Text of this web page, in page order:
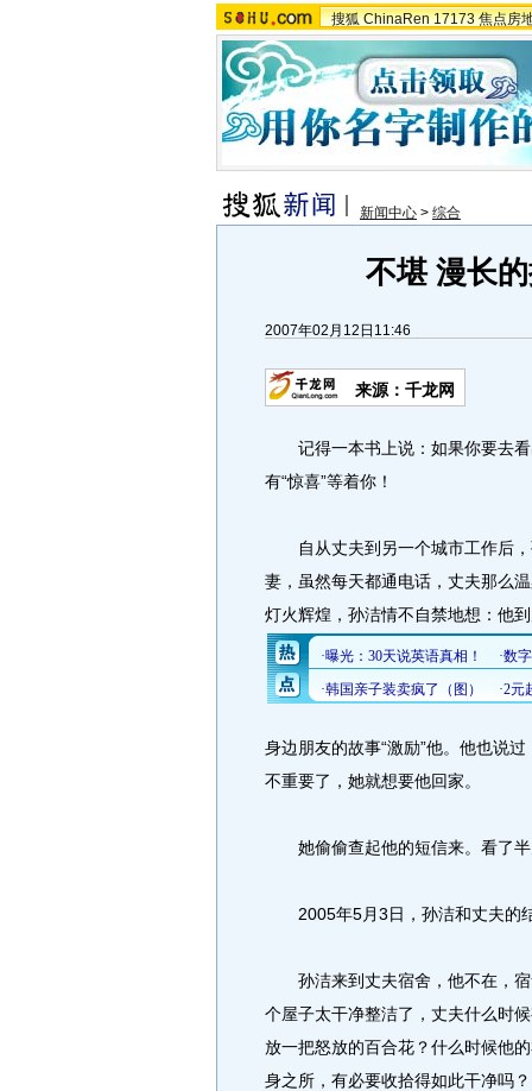
搜狐 ChinaRen 17173 焦点房
新闻中心 > 综合
不堪 漫长
2007年02月12日11:46
来源：千龙网
记得一本书上说：如果你要去看
有“惊喜”等着你！
自从丈夫到另一个城市工作后，
妻，虽然每天都通电话，丈夫那么
灯火辉煌，孙洁情不自禁地想：他
身边朋友的故事“激励”他。他也说
不重要了，她就想要他回家。
她偷偷查起他的短信来。看了半
2005年5月3日，孙洁和丈夫的结
孙洁来到丈夫宿舍，他不在，宿
个屋子太干净整洁了，丈夫什么时
放一把怒放的百合花？什么时候他
身之所，有必要收拾得如此干净吗？